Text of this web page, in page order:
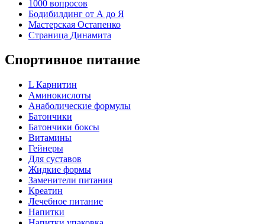
1000 вопросов
Бодибилдинг от А до Я
Мастерская Остапенко
Страница Динамита
Спортивное питание
L Карнитин
Аминокислоты
Анаболические формулы
Батончики
Батончики боксы
Витамины
Гейнеры
Для суставов
Жидкие формы
Заменители питания
Креатин
Лечебное питание
Напитки